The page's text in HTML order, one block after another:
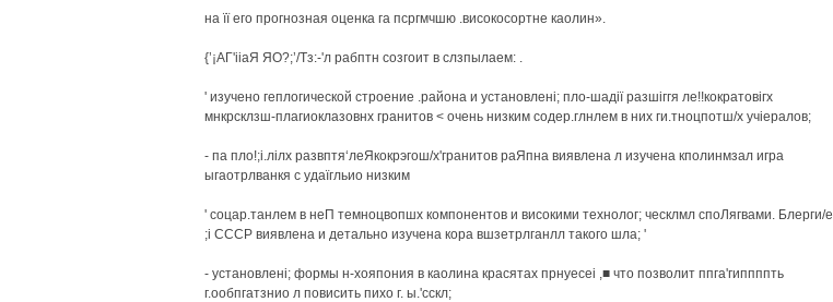
на її его прогнозная оценка га псргмчшю .високосортне каолин».
{’¡АГ'ііаЯ ЯО?;’/Тз:-'л рабптн созгоит в слзпылаем: .
' изучено геплогической строение .района и установлені; пло-шадії разшіггя ле!!кократовігх
мнкрсклзш-плагиоклазовнх гранитов < очень низким содер.глнлем в них ги.тноцпотш/х учіералов;
- па пло!;і.лілх развптя‘леЯкокрэгош/х'гранитов раЯпна виявлена л изучена кполинмзал игра
ыгаотрлванкя с удаїгльио низким
' соцар.танлем в неП темноцвопшх компонентов и високими технолог; ческлмл споЛягвами. Блерги/е
;і СССР виявлена и детально изучена кора вшзетрлганлл такого шла; '
- установлені; формы н-хояпония в каолина красятах прнуесеі ,■ что позволит ппга'гиппппть
г.ообпгатзнио л повисить пихо г. ы.'сскл;